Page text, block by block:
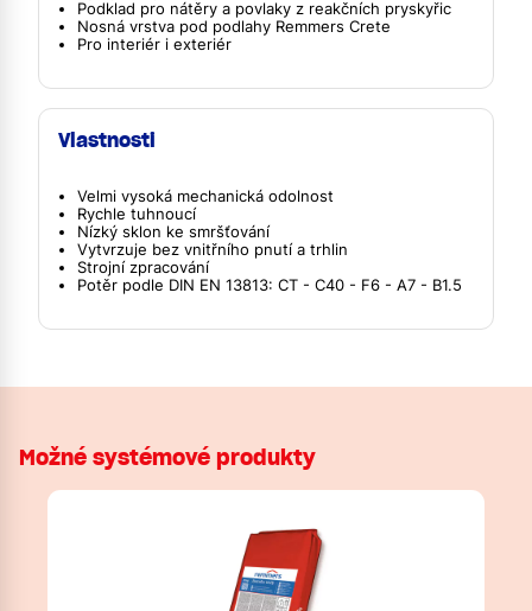
Podklad pro nátěry a povlaky z reakčních pryskyřic
Nosná vrstva pod podlahy Remmers Crete
Pro interiér i exteriér
Vlastnosti
Velmi vysoká mechanická odolnost
Rychle tuhnoucí
Nízký sklon ke smršťování
Vytvrzuje bez vnitřního pnutí a trhlin
Strojní zpracování
Potěr podle DIN EN 13813: CT - C40 - F6 - A7 - B1.5
Možné systémové produkty